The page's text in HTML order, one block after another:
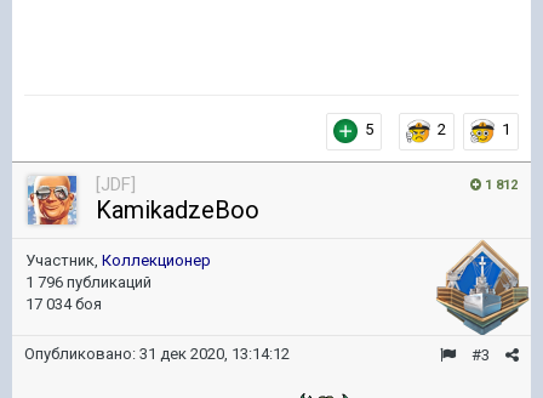
5 2 1
1 812
[JDF]
KamikadzeBoo
Участник, Коллекционер
1 796 публикаций
17 034 боя
#3
Опубликовано: 31 дек 2020, 13:14:12